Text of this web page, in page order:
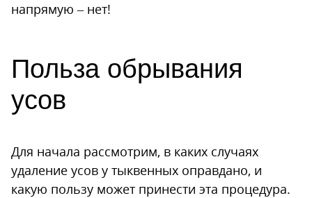
напрямую – нет!
Польза обрывания
усов
Для начала рассмотрим, в каких случаях
удаление усов у тыквенных оправдано, и
какую пользу может принести эта процедура.